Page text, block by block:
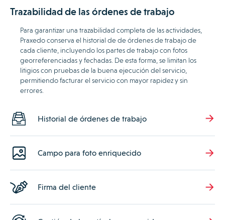
Trazabilidad de las órdenes de trabajo
Para garantizar una trazabilidad completa de las actividades,
Praxedo conserva el historial de de órdenes de trabajo de
cada cliente, incluyendo los partes de trabajo con fotos
georreferenciadas y fechadas. De esta forma, se limitan los
litigios con pruebas de la buena ejecución del servicio,
permitiendo facturar el servicio con mayor rapidez y sin
errores.
Historial de órdenes de trabajo
Campo para foto enriquecido
Firma del cliente